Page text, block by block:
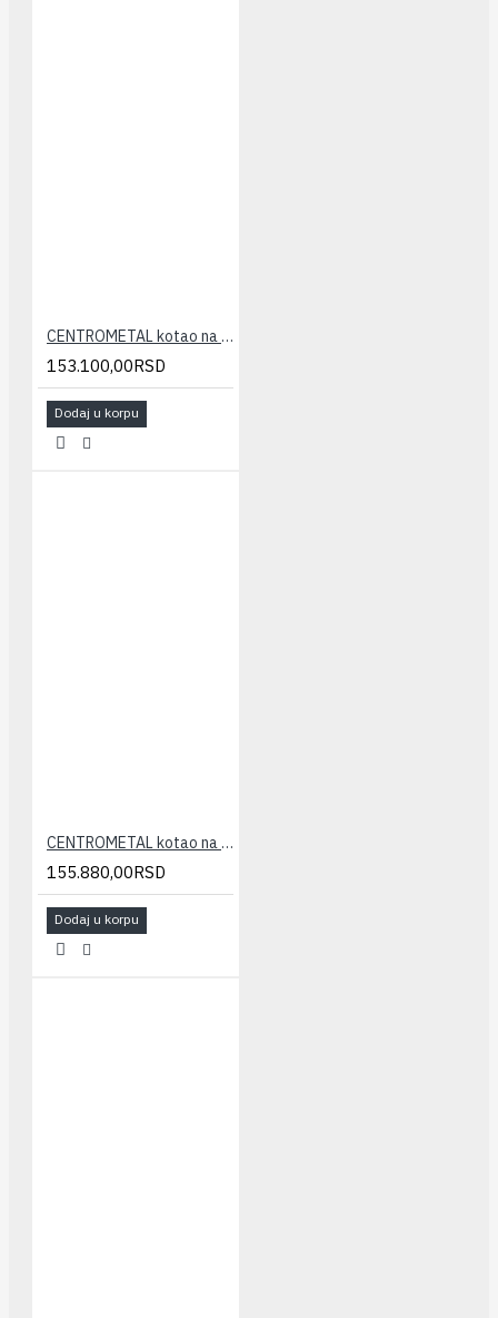
CENTROMETAL kotao na čvrsto gorivo EKO CK P 14
153.100,00RSD
Dodaj u korpu
CENTROMETAL kotao na čvrsto gorivo EKO CK P 20
155.880,00RSD
Dodaj u korpu